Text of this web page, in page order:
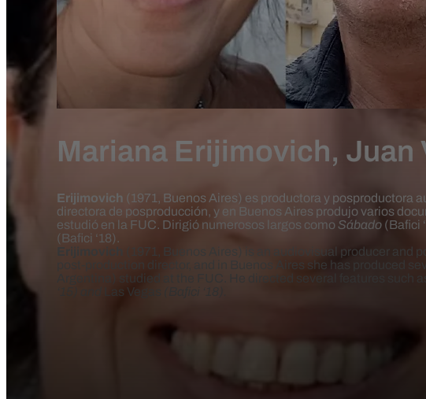
Mariana Erijimovich, Juan
Erijimovich (1971, Buenos Aires) es productora y posproductora
directora de posproducción, y en Buenos Aires produjo varios
estudió en la FUC. Dirigió numerosos largos como Sábado (Bafici
(Bafici ‘18).
Erijimovich
(1971, Buenos Aires) is an audiovisual producer and
post-production director, and in Buenos Aires she has produced
Argentina) studied at the FUC. He directed several features such
Las Vegas